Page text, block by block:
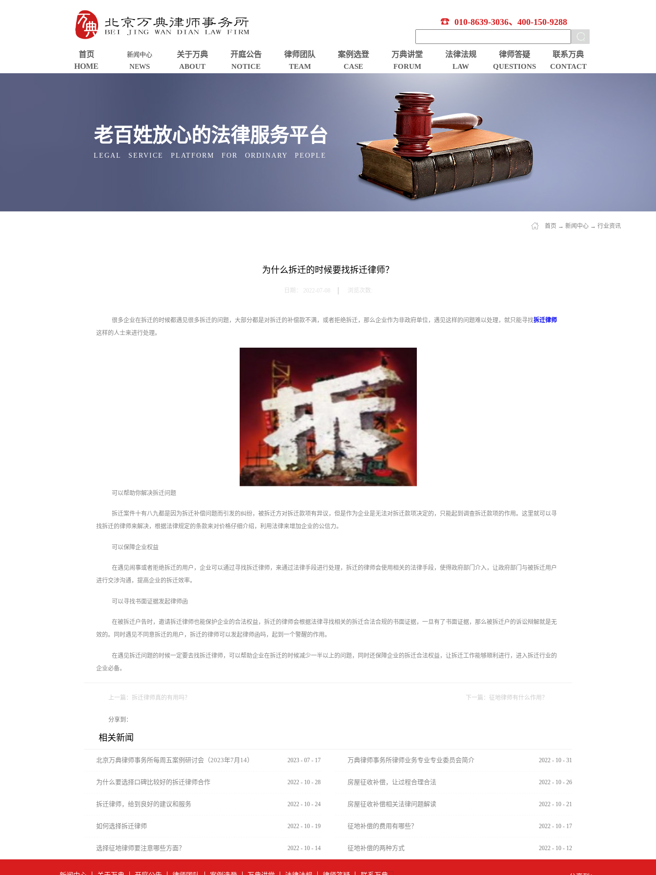
010-8639-3036、400-150-9288
首页
HOME
新闻中心
NEWS
关于万典
ABOUT
开庭公告
NOTICE
律师团队
TEAM
案例选登
CASE
万典讲堂
FORUM
法律法规
LAW
律师答疑
QUESTIONS
联系万典
CONTACT
老百姓放心的法律服务平台
LEGAL SERVICE PLATFORM FOR ORDINARY PEOPLE
首页 → 新闻中心 → 行业资讯
为什么拆迁的时候要找拆迁律师？
日期： 2022-07-08 浏览次数:
很多企业在拆迁的时候都遇见很多拆迁的问题，大部分都是对拆迁的补偿款不满，或者拒绝拆迁，那么企业作为非政府单位，遇见这样的问题难以处理，就只能寻找拆迁律师
这样的人士来进行处理。
可以帮助你解决拆迁问题
拆迁案件十有八九都是因为拆迁补偿问题而引发的纠纷，被拆迁方对拆迁款项有异议，但是作为企业是无法对拆迁款项决定的，只能起到调查拆迁款项的作用。这里就可以寻
找拆迁的律师来解决，根据法律规定的条款来对价格仔细介绍，利用法律来增加企业的公信力。
可以保障企业权益
在遇见闹事或者拒绝拆迁的用户，企业可以通过寻找拆迁律师，来通过法律手段进行处理，拆迁的律师会使用相关的法律手段，使得政府部门介入，让政府部门与被拆迁用户
进行交涉沟通，提高企业的拆迁效率。
可以寻找书面证据发起律师函
在被拆迁户告时，邀请拆迁律师也能保护企业的合法权益，拆迁的律师会根据法律寻找相关的拆迁合法合规的书面证据，一旦有了书面证据，那么被拆迁户的诉讼辩解就是无
效的。同时遇见不同意拆迁的用户，拆迁的律师可以发起律师函吗，起到一个警醒的作用。
在遇见拆迁问题的时候一定要去找拆迁律师，可以帮助企业在拆迁的时候减少一半以上的问题，同时还保障企业的拆迁合法权益，让拆迁工作能够顺利进行，进入拆迁行业的
企业必备。
上一篇： 拆迁律师真的有用吗？ 下一篇： 征地律师有什么作用？
分享到：
相关新闻
北京万典律师事务所每周五案例研讨会（2023年7月14） 2023 - 07 - 17 万典律师事务所律师业务专业专业委员会简介 2022 - 10 - 31
为什么要选择口碑比较好的拆迁律师合作 2022 - 10 - 28 房屋征收补偿，让过程合理合法 2022 - 10 - 26
拆迁律师，给到良好的建议和服务 2022 - 10 - 24 房屋征收补偿相关法律问题解读 2022 - 10 - 21
如何选择拆迁律师 2022 - 10 - 19 征地补偿的费用有哪些？ 2022 - 10 - 17
选择征地律师要注意哪些方面？ 2022 - 10 - 14 征地补偿的两种方式 2022 - 10 - 12